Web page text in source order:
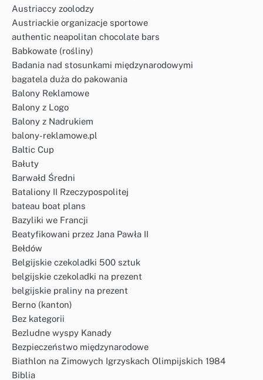
Austriaccy zoolodzy
Austriackie organizacje sportowe
authentic neapolitan chocolate bars
Babkowate (rośliny)
Badania nad stosunkami międzynarodowymi
bagatela duża do pakowania
Balony Reklamowe
Balony z Logo
Balony z Nadrukiem
balony-reklamowe.pl
Baltic Cup
Bałuty
Barwałd Średni
Bataliony II Rzeczypospolitej
bateau boat plans
Bazyliki we Francji
Beatyfikowani przez Jana Pawła II
Bełdów
Belgijskie czekoladki 500 sztuk
belgijskie czekoladki na prezent
belgijskie praliny na prezent
Berno (kanton)
Bez kategorii
Bezludne wyspy Kanady
Bezpieczeństwo międzynarodowe
Biathlon na Zimowych Igrzyskach Olimpijskich 1984
Biblia